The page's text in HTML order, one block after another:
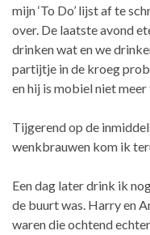
mijn ‘To Do’ lijst af te
over. De laatste avond
drinken wat en we
partijtje in de kroeg
en hij is mobiel niet
Tijgerend op de
wenkbrauwen kom ik
Een dag later drink ik
de buurt was. Harry en
waren die ochtend